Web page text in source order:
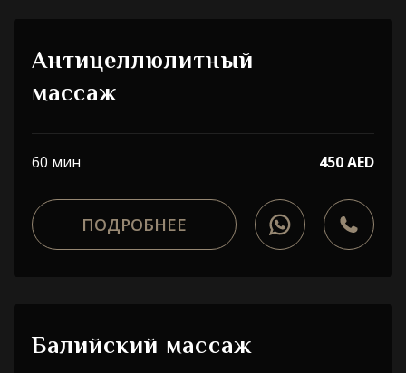
Антицеллюлитный
массаж
60 мин 450 AED
ПОДРОБНЕЕ
Балийский массаж